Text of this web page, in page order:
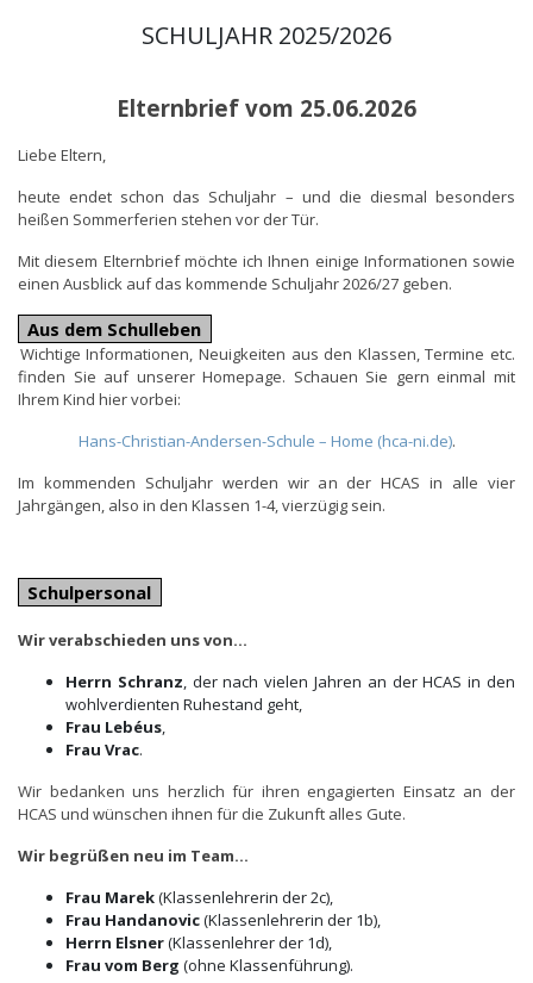
SCHULJAHR 2025/2026
Elternbrief vom 25.06.2026
Liebe Eltern,
heute endet schon das Schuljahr – und die diesmal besonders
heißen Sommerferien stehen vor der Tür.
Mit diesem Elternbrief möchte ich Ihnen einige Informationen sowie
einen Ausblick auf das kommende Schuljahr 2026/27 geben.
Aus dem Schulleben
Wichtige Informationen, Neuigkeiten aus den Klassen, Termine etc.
finden Sie auf unserer Homepage. Schauen Sie gern einmal mit
Ihrem Kind hier vorbei:
Hans-Christian-Andersen-Schule – Home (hca-ni.de).
Im kommenden Schuljahr werden wir an der HCAS in alle vier
Jahrgängen, also in den Klassen 1-4, vierzügig sein.
Schulpersonal
Wir verabschieden uns von…
Herrn Schranz, der nach vielen Jahren an der HCAS in den
wohlverdienten Ruhestand geht,
Frau Lebéus,
Frau Vrac.
Wir bedanken uns herzlich für ihren engagierten Einsatz an der
HCAS und wünschen ihnen für die Zukunft alles Gute.
Wir begrüßen neu im Team…
Frau Marek(Klassenlehrerin der 2c),
Frau Handanovic(Klassenlehrerin der 1b),
Herrn Elsner(Klassenlehrer der 1d),
Frau vom Berg (ohne Klassenführung).